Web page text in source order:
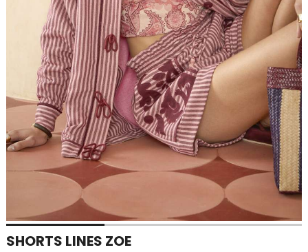
SHORTS LINES ZOE
Saltar